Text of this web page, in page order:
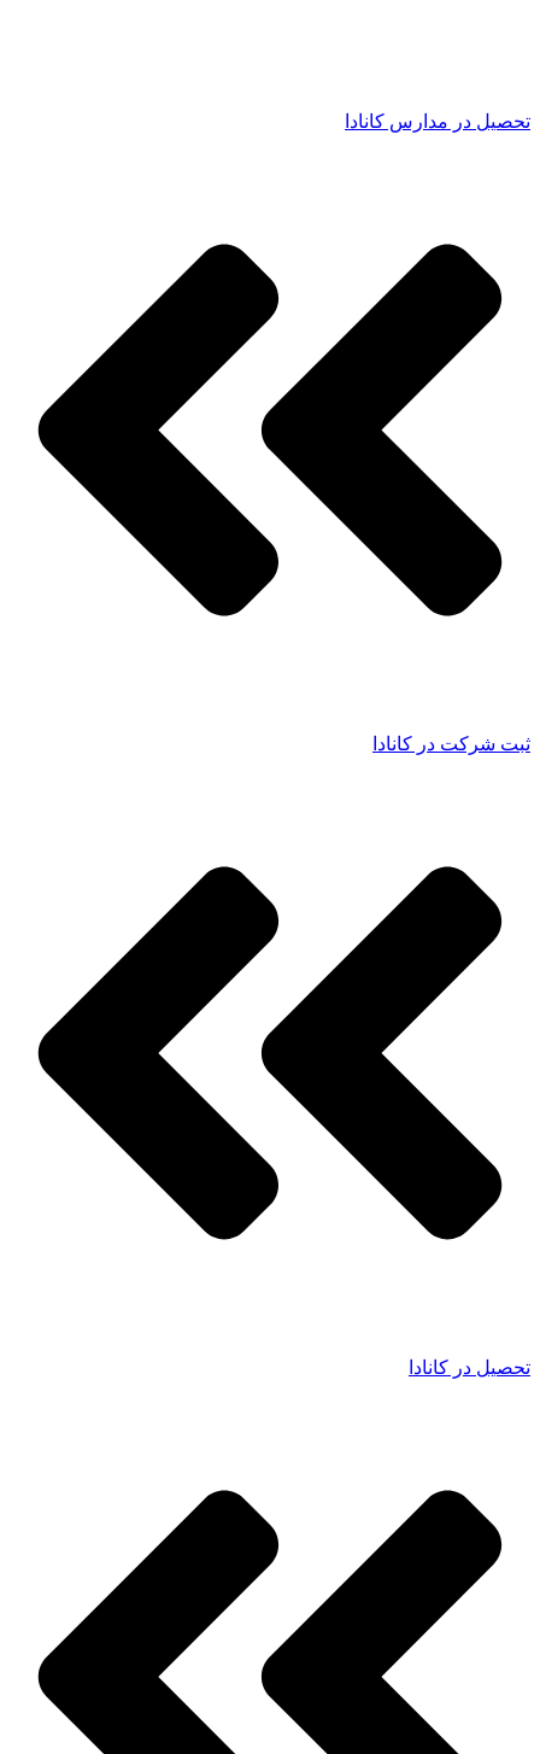
تحصیل در مدارس کانادا
ثبت شرکت در کانادا
تحصیل در کانادا